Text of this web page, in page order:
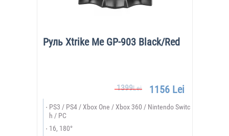
Руль Xtrike Me GP-903 Black/Red
1399Lei 1156 Lei
PS3 / PS4 / Xbox One / Xbox 360 / Nintendo Switc
h / PC
16, 180°